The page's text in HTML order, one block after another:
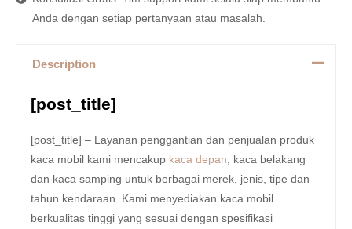
Anda dengan setiap pertanyaan atau masalah.
Description
[post_title]
[post_title] – Layanan penggantian dan penjualan produk
kaca mobil kami mencakup kaca depan , kaca belakang
dan kaca samping untuk berbagai merek, jenis, tipe dan
tahun kendaraan. Kami menyediakan kaca mobil
berkualitas tinggi yang sesuai dengan spesifikasi